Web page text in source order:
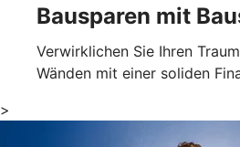
Bausparen mit
Verwirklichen Sie Ihren
Wänden mit einer soliden
>